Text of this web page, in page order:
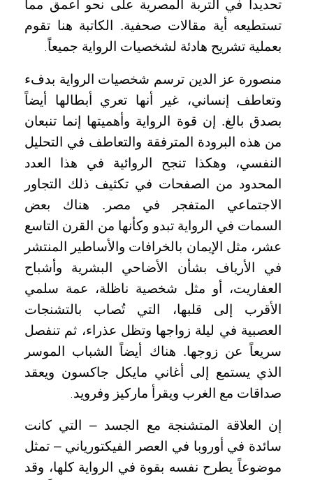
تحديداً في التربة المصرية على نحو أعمق مما
تستطيعه أية مقالات صحفية. الكاتبة هنا تقوم
بعملية تشريح هادئة لشخصيات الرواية جميعاً.
منصورة عز الدين ترسم شخصيات الرواية بدفء
وتعاطف إنساني، غير أنها تعري أبطالها أيضاً
بصدق بالغ. إن قوة الرواية وأهميتها إنما تنبعان
من هذه البرودة المترفقة والتعاطف في التحليل
النفسي، وهكذا تنجح الروائية في هذا العدد
المحدود من الصفحات في تكثيف ذلك التجاور
الاجتماعي المتفجر في مصر. هناك بعض
السمات في الرواية تبدو وكأنها من القرن التاسع
عشر، مثل الإيمان بالخرافات والأساطير المنتشر
في الأرياف بشأن الأضاحي البشرية وأشباح
العفاريت، أو مثل شخصية ناظلة، عمة سلمي
الأقرب إلى قلبها، التي تُصاب بالتشنجات
العصبية في ليلة زواجها وتظل عذراء، ثم تنفصل
سريعاً عن زوجها. هناك أيضاً الشباب الموسر
الذي يستمع إلى أغاني مايكل جاكسون ويعقد
صداقات مع الغرب ويقرأ ماركيز وفرويد.
إن العلاقة المتشنجة مع الجسد – التي كانت
سائدة في أوروبا في العصر الفيكتورياني – تمثل
موضوعاً يطرح نفسه بقوة في الرواية كلها، وقد